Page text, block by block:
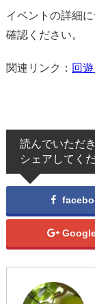
イベントの詳細
確認ください。
関連リンク： 回
読んでいただ
シェアしてく